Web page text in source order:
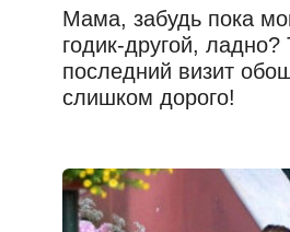
Мама, забудь пока
годик-другой, ладно?
последний визит
слишком дорого!